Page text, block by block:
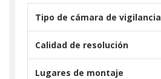
Tipo de cámara de vigilancia
Calidad de resolución
Lugares de montaje